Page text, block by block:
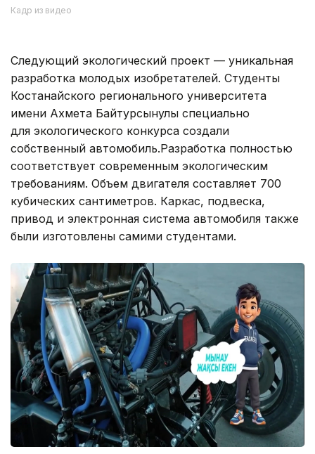
Кадр из видео
Следующий экологический проект — уникальная
разработка молодых изобретателей. Студенты
Костанайского регионального университета
имени Ахмета Байтурсынулы специально
для экологического конкурса создали
собственный автомобиль.Разработка полностью
соответствует современным экологическим
требованиям. Объем двигателя составляет 700
кубических сантиметров. Каркас, подвеска,
привод и электронная система автомобиля также
были изготовлены самими студентами.